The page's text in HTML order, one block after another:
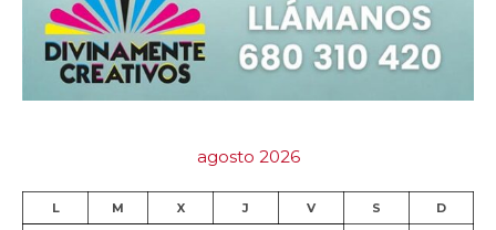
agosto 2026
L M X J V S D